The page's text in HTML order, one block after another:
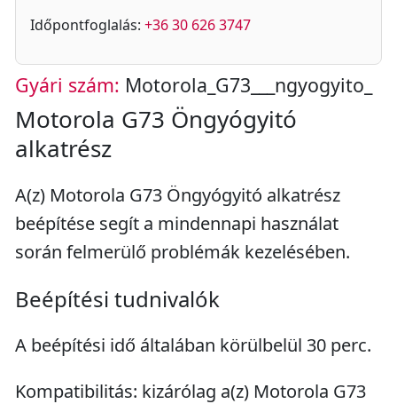
Időpontfoglalás: +36 30 626 3747
Gyári szám: Motorola_G73___ngyogyito_
Motorola G73 Öngyógyitó
alkatrész
A(z) Motorola G73 Öngyógyitó alkatrész
beépítése segít a mindennapi használat
során felmerülő problémák kezelésében.
Beépítési tudnivalók
A beépítési idő általában körülbelül 30 perc.
Kompatibilitás: kizárólag a(z) Motorola G73